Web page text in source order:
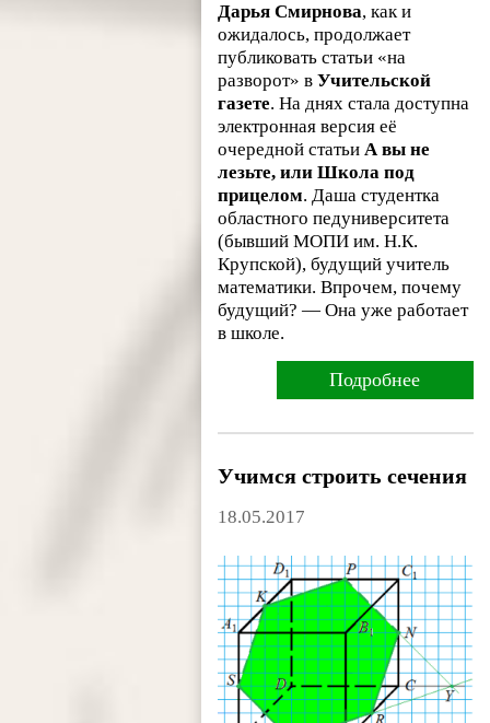
Дарья Смирнова, как и
ожидалось, продолжает
публиковать статьи «на
разворот» вУчительской
газете. На днях стала доступна
электронная версия её
очередной статьиА вы не
лезьте, или Школа под
прицелом. Даша студентка
областного педуниверситета
(бывший МОПИ им. Н.К.
Крупской), будущий учитель
математики. Впрочем, почему
будущий? — Она уже работает
в школе.
Подробнее
Учимся строить сечения
18.05.2017